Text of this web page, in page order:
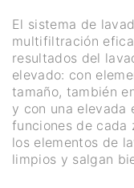
El sistema de
multifiltración
resultados del
elevado: con
tamaño, también
y con una elevada
funciones de cada
los elementos de
limpios y salgan